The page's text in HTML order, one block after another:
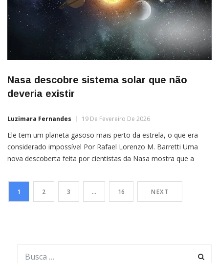
Nasa descobre sistema solar que não
deveria existir
Luzimara Fernandes 19 De Fevereiro De 2026
Ele tem um planeta gasoso mais perto da estrela, o que era
considerado impossível Por Rafael Lorenzo M. Barretti Uma
nova descoberta feita por cientistas da Nasa mostra que a
errada. O sistema planetário LHS 1903, localizado a cerca de
116 anos-luz da Terra, foi identificado […]
1 2 3 … 16 NEXT